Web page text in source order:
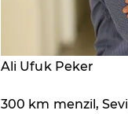
Ali Ufuk Peker
300 km menzil,